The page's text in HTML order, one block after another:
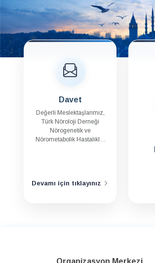
Davet
Değerli Meslektaşlarımız,
Türk Nöroloji Derneği
Nörogenetik ve
Nörometabolik Hastalıklar
Nörogenetik ve
Devamı için tıklayınız
Organizasyon Merkezi